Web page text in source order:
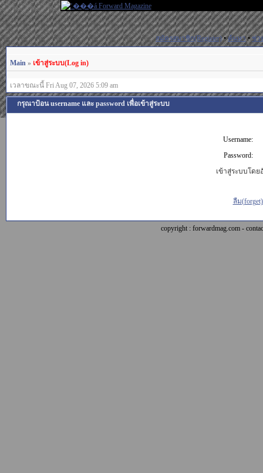
สมัครสมาชิก(Register)•ค้นหา•ช่ว
Main » เข้าสู่ระบบ(Log in)
เวลาขณะนี้ Fri Aug 07, 2026 5:09 am
กรุณาป้อน username และ password เพื่อเข้าสู่ระบบ
Username:
Password:
เข้าสู่ระบบโดย
ลืม
copyright : forwardmag.com -